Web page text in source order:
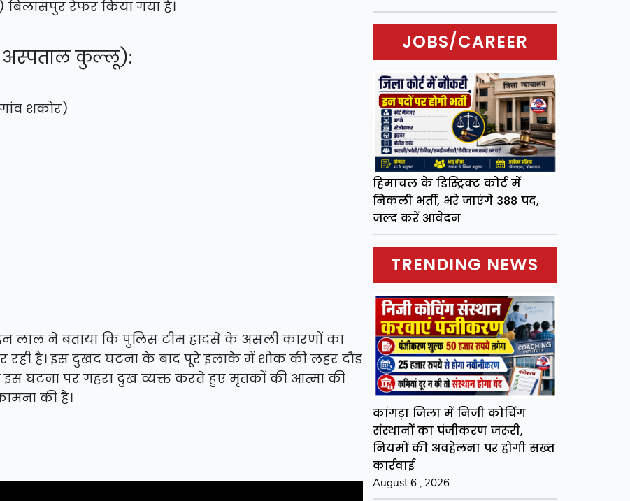
रेफर किया गया है।
अस्पताल कुल्लू):
शकोर)
लाल ने बताया कि पुलिस टीम हादसे के असली कारणों का
है। इस दुखद घटना के बाद पूरे इलाके में शोक की लहर दौड़
घटना पर गहरा दुख व्यक्त करते हुए मृतकों की आत्मा की
की है।
JOBS/CAREER
हिमाचल के डिस्ट्रिक्ट कोर्ट में
निकली भर्ती, भरे जाएंगे 388 पद,
जल्द करें आवेदन
TRENDING NEWS
कांगड़ा जिला में निजी कोचिंग
संस्थानों का पंजीकरण जरूरी,
नियमों की अवहेलना पर होगी सख्त
कार्रवाई
August 6 , 2026